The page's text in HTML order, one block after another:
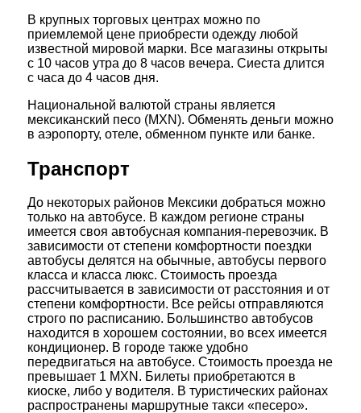
В крупных торговых центрах можно по
приемлемой цене приобрести одежду любой
известной мировой марки. Все магазины открыты
с 10 часов утра до 8 часов вечера. Сиеста длится
с часа до 4 часов дня.
Национальной валютой страны является
мексиканский песо (MXN). Обменять деньги можно
в аэропорту, отеле, обменном пункте или банке.
Транспорт
До некоторых районов Мексики добраться можно
только на автобусе. В каждом регионе страны
имеется своя автобусная компания-перевозчик. В
зависимости от степени комфортности поездки
автобусы делятся на обычные, автобусы первого
класса и класса люкс. Стоимость проезда
рассчитывается в зависимости от расстояния и от
степени комфортности. Все рейсы отправляются
строго по расписанию. Большинство автобусов
находится в хорошем состоянии, во всех имеется
кондиционер. В городе также удобно
передвигаться на автобусе. Стоимость проезда не
превышает 1 MXN. Билеты приобретаются в
киоске, либо у водителя. В туристических районах
распространены маршрутные такси «песеро».